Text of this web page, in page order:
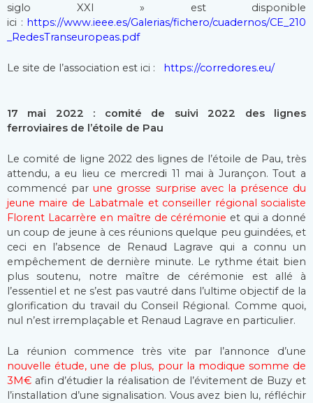
siglo XXI » est disponible
ici : https://www.ieee.es/Galerias/fichero/cuadernos/CE_210
_RedesTranseuropeas.pdf
Le site de l’association est ici : https://corredores.eu/
17 mai 2022 : comité de suivi 2022 des lignes
ferroviaires de l’étoile de Pau
Le comité de ligne 2022 des lignes de l’étoile de Pau, très
attendu, a eu lieu ce mercredi 11 mai à Jurançon. Tout a
commencé parune grosse surprise avec la présence du
jeune maire de Labatmale et conseiller régional socialiste
Florent Lacarrère en maître de cérémonie et qui a donné
un coup de jeune à ces réunions quelque peu guindées, et
ceci en l’absence de Renaud Lagrave qui a connu un
empêchement de dernière minute. Le rythme était bien
plus soutenu, notre maître de cérémonie est allé à
l’essentiel et ne s’est pas vautré dans l’ultime objectif de la
glorification du travail du Conseil Régional. Comme quoi,
nul n’est irremplaçable et Renaud Lagrave en particulier.
La réunion commence très vite par l’annonce d’une
nouvelle étude, une de plus, pour la modique somme de
3M€ afin d’étudier la réalisation de l’évitement de Buzy et
l’installation d’une signalisation. Vous avez bien lu, réfléchir